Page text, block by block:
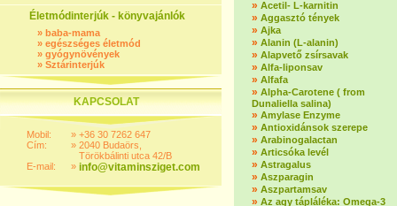
Életmódinterjúk - könyvajánlók
» baba-mama
» egészséges életmód
» gyógynövények
» Sztárinterjúk
KAPCSOLAT
Mobil:
Cím:
E-mail:
»
»
»
+36 30 7262 647
2040 Budaörs,
Törökbálinti utca 42/B
info@vitaminsziget.com
» Acetil- L-karnitin
» Aggasztó tények
» Ajka
» Alanin (L-alanin)
» Alapvető zsírsavak
» Alfa-liponsav
» Alfafa
» Alpha-Carotene ( from
Dunaliella salina)
» Amylase Enzyme
» Antioxidánsok szerepe
» Arabinogalactan
» Articsóka levél
» Astragalus
» Aszparagin
» Aszpartamsav
» Az agy tápláléka: Omega-3